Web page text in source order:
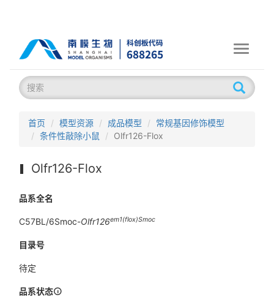
Toggle
首页 模型资源 成品模型
常规基因修饰模型
条件性敲除小鼠
Olfr126-Flox
Olfr126-Flox
品系全名
C57BL/6Smoc-Olfr126em1(flox)Smoc
目录号
待定
品系状态